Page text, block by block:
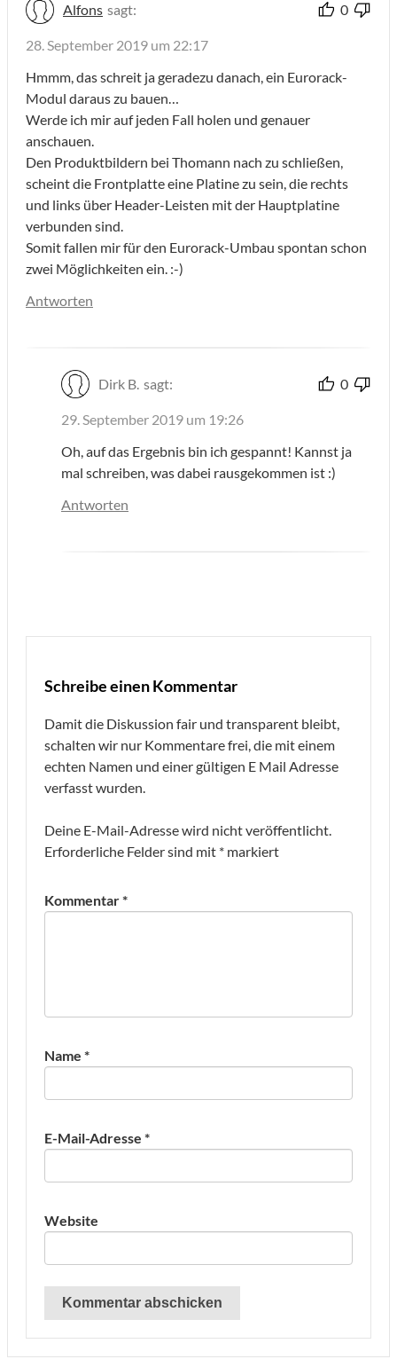
Alfons sagt: 0
28. September 2019 um 22:17
Hmmm, das schreit ja geradezu danach, ein Eurorack-
Modul daraus zu bauen…
Werde ich mir auf jeden Fall holen und genauer
anschauen.
Den Produktbildern bei Thomann nach zu schließen,
scheint die Frontplatte eine Platine zu sein, die rechts
und links über Header-Leisten mit der Hauptplatine
verbunden sind.
Somit fallen mir für den Eurorack-Umbau spontan schon
zwei Möglichkeiten ein. :-)
Antworten
Dirk B. sagt: 0
29. September 2019 um 19:26
Oh, auf das Ergebnis bin ich gespannt! Kannst ja
mal schreiben, was dabei rausgekommen ist :)
Antworten
Schreibe einen Kommentar
Damit die Diskussion fair und transparent bleibt,
schalten wir nur Kommentare frei, die mit einem
echten Namen und einer gültigen E Mail Adresse
verfasst wurden.
Deine E-Mail-Adresse wird nicht veröffentlicht.
Erforderliche Felder sind mit * markiert
Kommentar*
Name *
E-Mail-Adresse *
Website